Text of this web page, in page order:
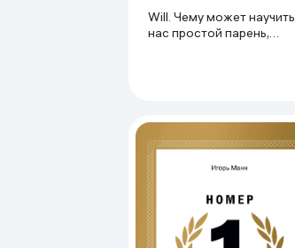
Will. Чему может научить
нас простой парень,